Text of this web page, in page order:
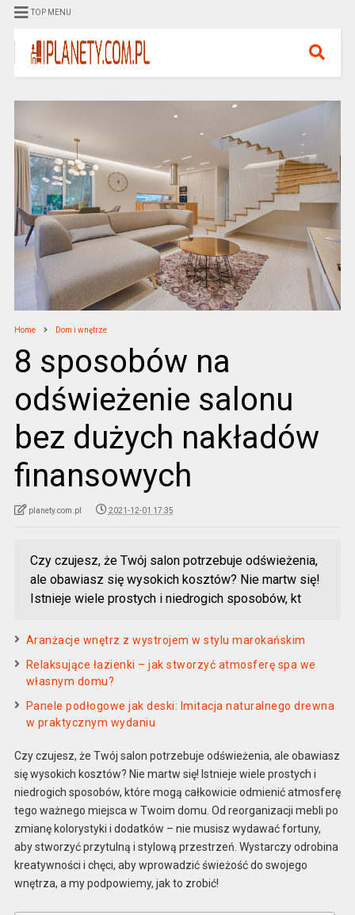
TOP MENU
Home Dom i wnętrze
8 sposobów na
odświeżenie salonu
bez dużych nakładów
finansowych
planety.com.pl 2021-12-01 17:35
Czy czujesz, że Twój salon potrzebuje odświeżenia,
ale obawiasz się wysokich kosztów? Nie martw się!
Istnieje wiele prostych i niedrogich sposobów, kt
Aranżacje wnętrz z wystrojem w stylu marokańskim
Relaksujące łazienki – jak stworzyć atmosferę spa we
własnym domu?
Panele podłogowe jak deski: Imitacja naturalnego drewna
w praktycznym wydaniu
Czy czujesz, że Twój salon potrzebuje odświeżenia, ale obawiasz
się wysokich kosztów? Nie martw się! Istnieje wiele prostych i
niedrogich sposobów, które mogą całkowicie odmienić atmosferę
tego ważnego miejsca w Twoim domu. Od reorganizacji mebli po
zmianę kolorystyki i dodatków – nie musisz wydawać fortuny,
aby stworzyć przytulną i stylową przestrzeń. Wystarczy odrobina
kreatywności i chęci, aby wprowadzić świeżość do swojego
wnętrza, a my podpowiemy, jak to zrobić!